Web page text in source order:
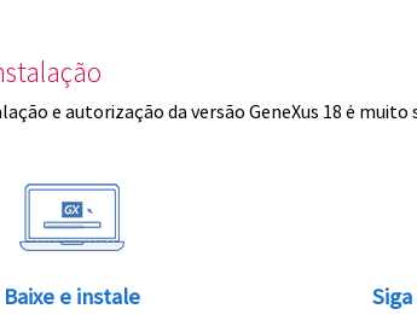
e autorização da versão GeneXus 18 é
Baixe e instale